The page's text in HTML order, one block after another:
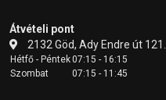
Átvételi pont
2132 Göd, Ady Endre út 121.
Hétfő - Péntek07:15 - 16:15
Szombat
07:15 - 11:45